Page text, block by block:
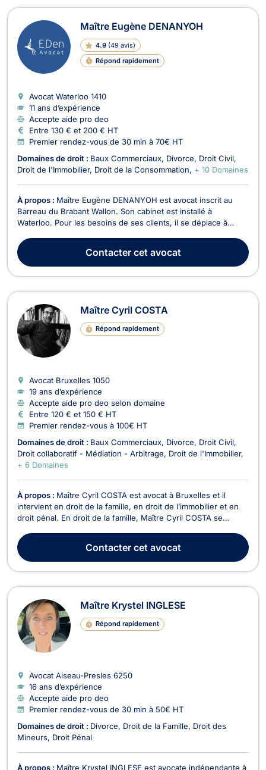
Maître Eugène DENANYOH
4.9 (49 avis)
Répond rapidement
Avocat Waterloo 1410
11 ans d’expérience
Accepte aide pro deo
Entre 130 € et 200 € HT
Premier rendez-vous de 30 min à 70€ HT
Domaines de droit : Baux Commerciaux Divorce
Droit Civil
Droit de l'Immobilier Droit de la Consommation + 10 Domaines
À propos : Maître Eugène DENANYOH est avocat inscrit au
Barreau du Brabant Wallon. Son cabinet est installé à
Waterloo. Pour les besoins de ses clients, il se déplace à
du Royaume. Maître Eugène DENANYOH intervient en droit de
la faillite, pour les procédures sur aveu ou s...
Contactercet avocat
Maître Cyril COSTA
Répond rapidement
Avocat Bruxelles 1050
19 ans d’expérience
Accepte aide pro deo selon domaine
Entre 120 € et 150 € HT
Premier rendez-vous à 100€ HT
Domaines de droit : Baux Commerciaux Divorce
Droit Civil
Droit collaboratif - Médiation - Arbitrage
Droit de l'Immobilier
+ 6 Domaines
À propos : Maître Cyril COSTA est avocat à Bruxelles et il
intervient en droit de la famille, en droit de l’immobilier et en
droit pénal. En droit de la famille, Maître Cyril COSTA se
de cohabitation légale, de filiation, de droit de garde et de
droit de visite, de pension a...
Contactercet avocat
Maître Krystel INGLESE
Répond rapidement
Avocat Aiseau-Presles 6250
16 ans d’expérience
Accepte aide pro deo
Premier rendez-vous de 30 min à 50€ HT
Domaines de droit : Divorce Droit de la Famille
Droit des
Mineurs Droit Pénal
À propos : Maître Krystel INGLESE est avocate indépendante à